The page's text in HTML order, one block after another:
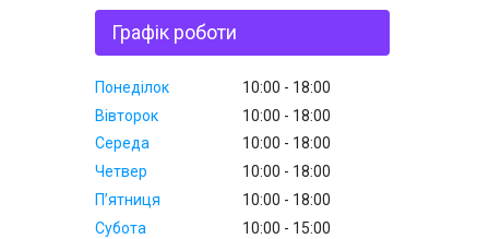
Графік роботи
Понеділок 10:00
18:00
Вівторок
10:00
18:00
Середа
10:00
18:00
Четвер
10:00
18:00
Пʼятниця
10:00
18:00
Субота
10:00
15:00